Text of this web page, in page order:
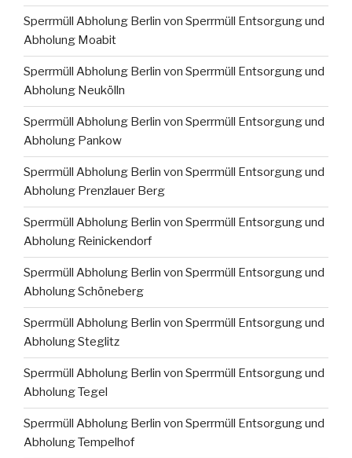
Sperrmüll Abholung Berlin von Sperrmüll Entsorgung und
Abholung Moabit
Sperrmüll Abholung Berlin von Sperrmüll Entsorgung und
Abholung Neukölln
Sperrmüll Abholung Berlin von Sperrmüll Entsorgung und
Abholung Pankow
Sperrmüll Abholung Berlin von Sperrmüll Entsorgung und
Abholung Prenzlauer Berg
Sperrmüll Abholung Berlin von Sperrmüll Entsorgung und
Abholung Reinickendorf
Sperrmüll Abholung Berlin von Sperrmüll Entsorgung und
Abholung Schöneberg
Sperrmüll Abholung Berlin von Sperrmüll Entsorgung und
Abholung Steglitz
Sperrmüll Abholung Berlin von Sperrmüll Entsorgung und
Abholung Tegel
Sperrmüll Abholung Berlin von Sperrmüll Entsorgung und
Abholung Tempelhof